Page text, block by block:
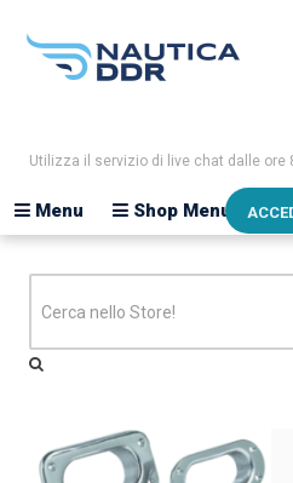
Utilizza il servizio di live chat dalle ore
Shop Menu
Menu